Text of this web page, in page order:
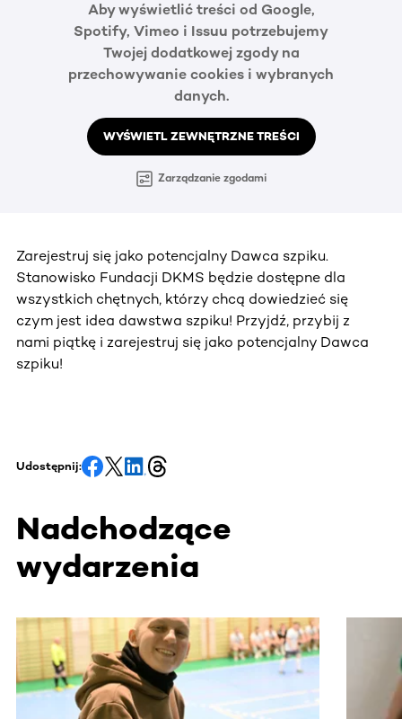
Aby wyświetlić treści od Google,
Spotify, Vimeo i Issuu potrzebujemy
Twojej dodatkowej zgody na
przechowywanie cookies i wybranych
danych.
WYŚWIETL ZEWNĘTRZNE TREŚCI
Zarządzanie zgodami
Zarejestruj się jako potencjalny Dawca szpiku.
Stanowisko Fundacji DKMS będzie dostępne dla
wszystkich chętnych, którzy chcą dowiedzieć się
czym jest idea dawstwa szpiku! Przyjdź, przybij z
nami piątkę i zarejestruj się jako potencjalny Dawca
szpiku!
Udostępnij:
Nadchodzące
wydarzenia
Ta sekcja zawiera treści przewijane w poziomie. Użyj